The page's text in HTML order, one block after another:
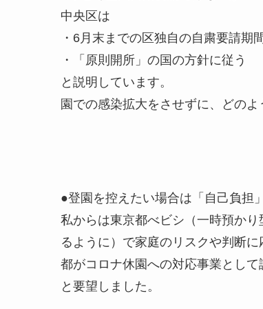
中央区は
・6月末までの区独自の自粛要請期
・「原則開所」の国の方針に従う
と説明しています。
園での感染拡大をさせずに、どの
●登園を控えたい場合は「自己負担
私からは東京都べビシ（一時預か
るように）で家庭のリスクや判断
都がコロナ休園への対応事業とし
と要望しました。